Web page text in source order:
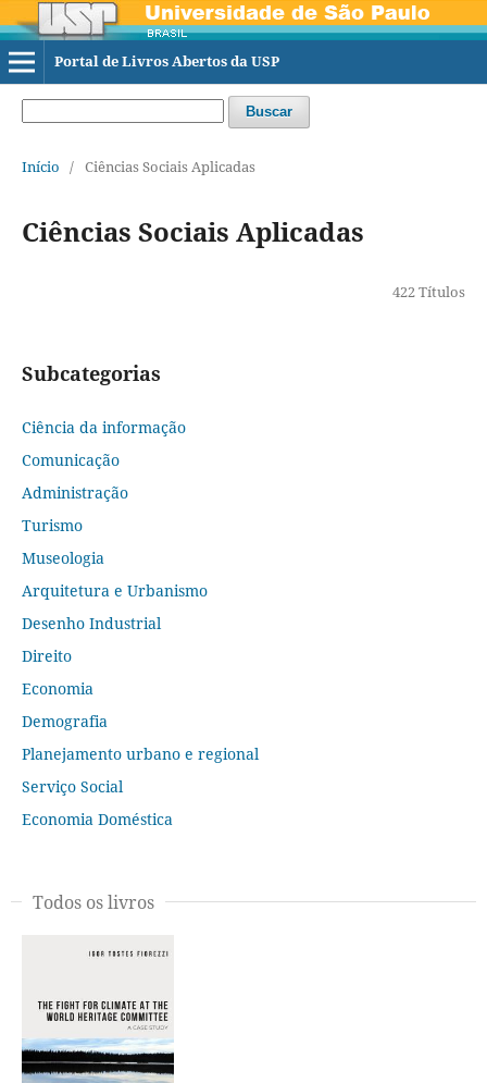
Portal de Livros Abertos da USP
Buscar
Início / Ciências Sociais Aplicadas
Ciências Sociais Aplicadas
422 Títulos
Subcategorias
Ciência da informação
Comunicação
Administração
Turismo
Museologia
Arquitetura e Urbanismo
Desenho Industrial
Direito
Economia
Demografia
Planejamento urbano e regional
Serviço Social
Economia Doméstica
Todos os livros